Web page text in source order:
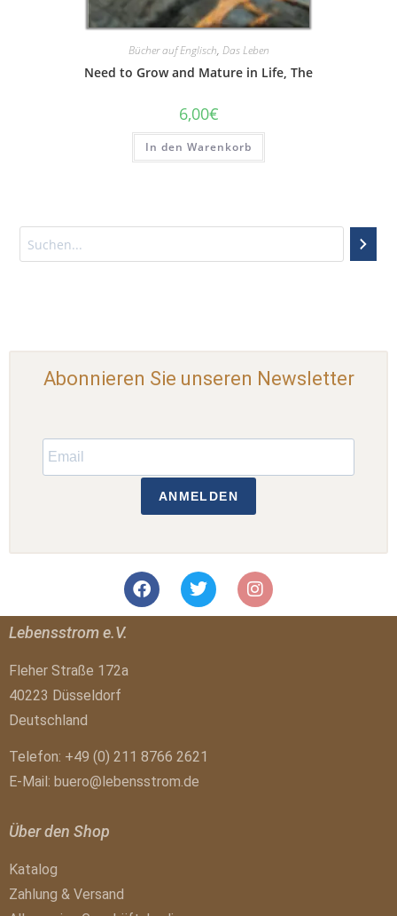
Bücher auf Englisch, Das Leben
Need to Grow and Mature in Life, The
6,00€
In den Warenkorb
Abonnieren Sie unseren Newsletter
ANMELDEN
Lebensstrom e.V.
Fleher Straße 172a
40223 Düsseldorf
Deutschland
Telefon: +49 (0) 211 8766 2621
E-Mail: buero@lebensstrom.de
Über den Shop
Katalog
Zahlung & Versand